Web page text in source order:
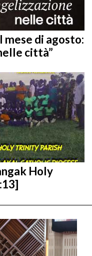
mese di agosto:
città”
Holy